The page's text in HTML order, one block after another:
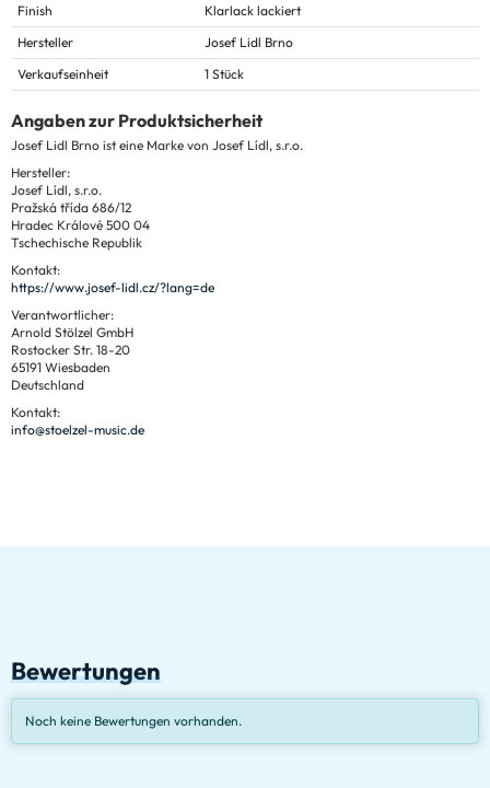
Finish
Klarlack lackiert
Hersteller
Josef Lidl Brno
Verkaufseinheit
1 Stück
Angaben zur Produktsicherheit
Josef Lidl Brno ist eine Marke von Josef Lídl, s.r.o.
Hersteller:
Josef Lídl, s.r.o.
Pražská třída 686/12
Hradec Králové 500 04
Tschechische Republik
Kontakt:
https://www.josef-lidl.cz/?lang=de
Verantwortlicher:
Arnold Stölzel GmbH
Rostocker Str. 18-20
65191 Wiesbaden
Deutschland
Kontakt:
info@stoelzel-music.de
Bewertungen
Noch keine Bewertungen vorhanden.